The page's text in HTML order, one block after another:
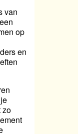
van
op
en
zo